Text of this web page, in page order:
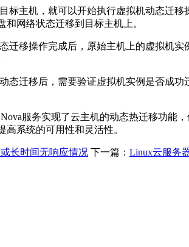
主机，就可以开始执行虚拟机动态迁移
网络状态迁移到目标主机上。
移操作完成后，原始主机上的虚拟机实
迁移后，需要验证虚拟机实例是否成功
服务实现了云主机的动态热迁移功能
系统的可用性和灵活性。
长时间无响应情况 下一篇： Linux云服务